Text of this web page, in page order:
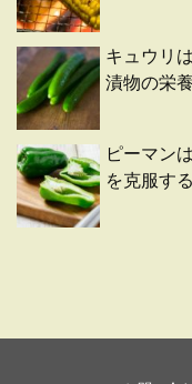
キュウリ
漬物の栄
ピーマン
を克服す